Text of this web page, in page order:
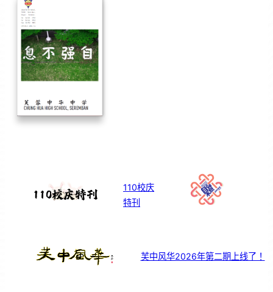
110校庆
特刊
芙中风华2026年第二期上线了！